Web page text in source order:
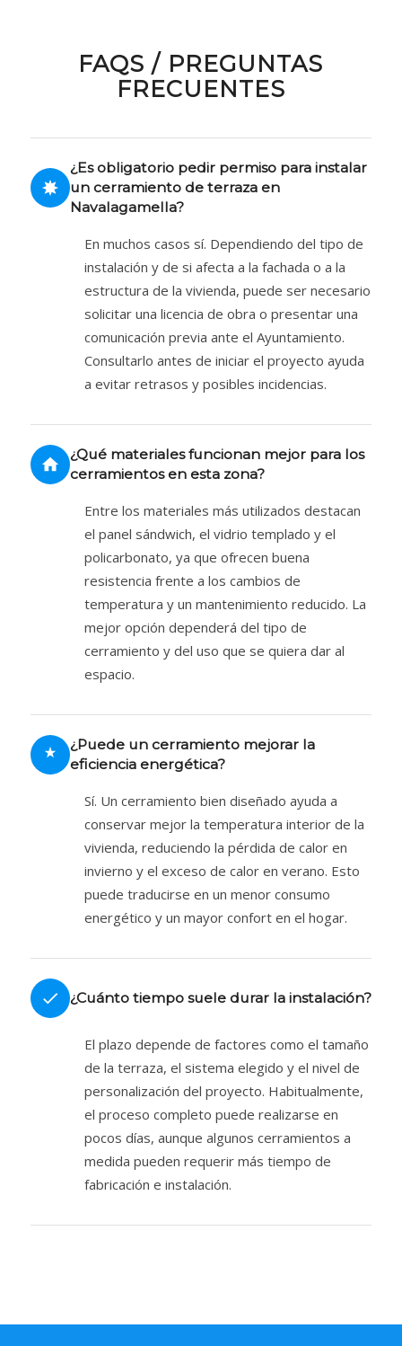
FAQS / PREGUNTAS
FRECUENTES
¿Es obligatorio pedir permiso para instalar
un cerramiento de terraza en
Navalagamella?
En muchos casos sí. Dependiendo del tipo de
instalación y de si afecta a la fachada o a la
estructura de la vivienda, puede ser necesario
solicitar una licencia de obra o presentar una
comunicación previa ante el Ayuntamiento.
Consultarlo antes de iniciar el proyecto ayuda
a evitar retrasos y posibles incidencias.
¿Qué materiales funcionan mejor para los
cerramientos en esta zona?
Entre los materiales más utilizados destacan
el panel sándwich, el vidrio templado y el
policarbonato, ya que ofrecen buena
resistencia frente a los cambios de
temperatura y un mantenimiento reducido. La
mejor opción dependerá del tipo de
cerramiento y del uso que se quiera dar al
espacio.
¿Puede un cerramiento mejorar la
eficiencia energética?
Sí. Un cerramiento bien diseñado ayuda a
conservar mejor la temperatura interior de la
vivienda, reduciendo la pérdida de calor en
invierno y el exceso de calor en verano. Esto
puede traducirse en un menor consumo
energético y un mayor confort en el hogar.
¿Cuánto tiempo suele durar la instalación?
El plazo depende de factores como el tamaño
de la terraza, el sistema elegido y el nivel de
personalización del proyecto. Habitualmente,
el proceso completo puede realizarse en
pocos días, aunque algunos cerramientos a
medida pueden requerir más tiempo de
fabricación e instalación.